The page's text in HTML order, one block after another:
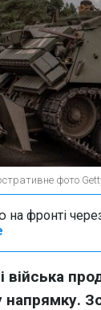
фото
на фронті
війська
напрямку.